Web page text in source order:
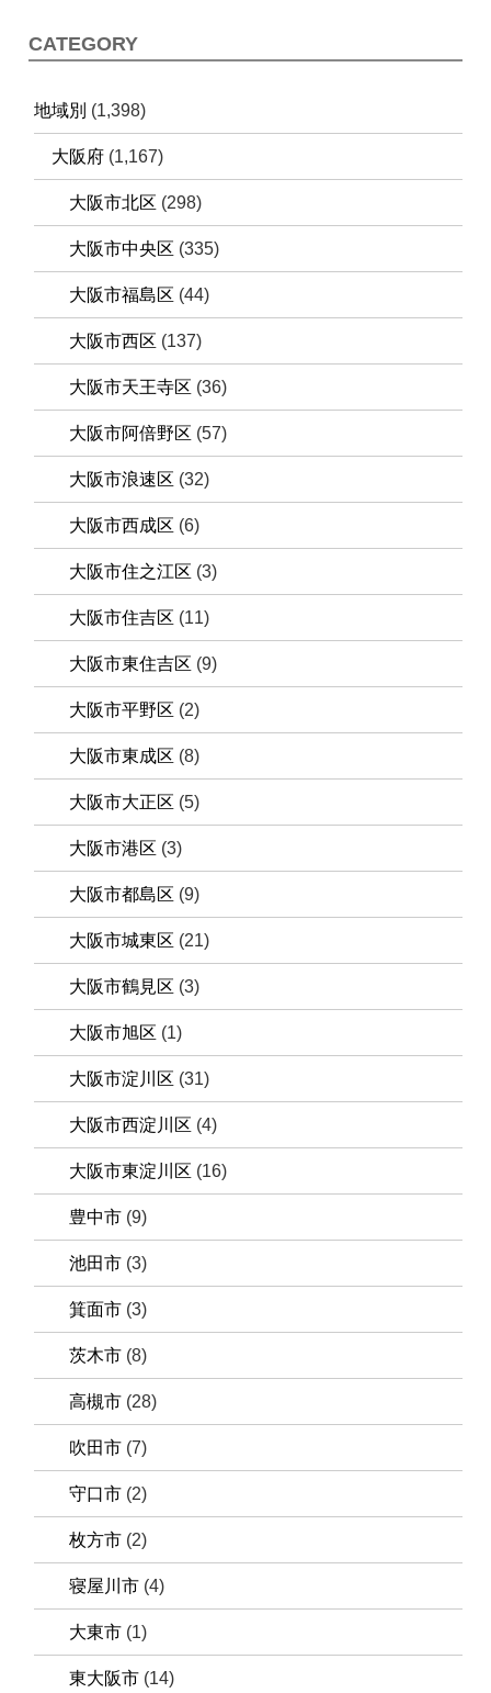
CATEGORY
地域別 (1,398)
大阪府 (1,167)
大阪市北区 (298)
大阪市中央区 (335)
大阪市福島区 (44)
大阪市西区 (137)
大阪市天王寺区 (36)
大阪市阿倍野区 (57)
大阪市浪速区 (32)
大阪市西成区 (6)
大阪市住之江区 (3)
大阪市住吉区 (11)
大阪市東住吉区 (9)
大阪市平野区 (2)
大阪市東成区 (8)
大阪市大正区 (5)
大阪市港区 (3)
大阪市都島区 (9)
大阪市城東区 (21)
大阪市鶴見区 (3)
大阪市旭区 (1)
大阪市淀川区 (31)
大阪市西淀川区 (4)
大阪市東淀川区 (16)
豊中市 (9)
池田市 (3)
箕面市 (3)
茨木市 (8)
高槻市 (28)
吹田市 (7)
守口市 (2)
枚方市 (2)
寝屋川市 (4)
大東市 (1)
東大阪市 (14)